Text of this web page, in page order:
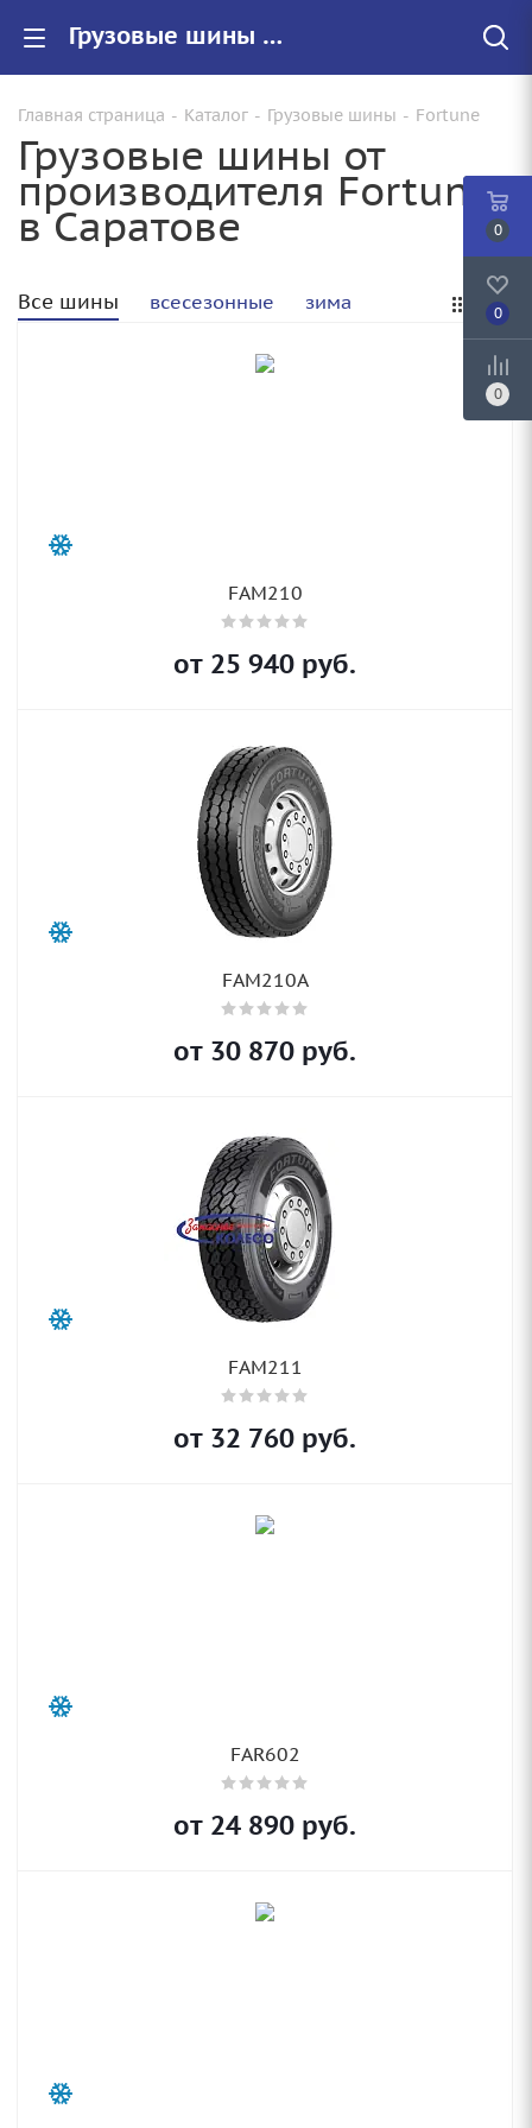
Грузовые шины Fortune купить в Саратове, цены на резину Fortune для грузовиков
Главная страница - Каталог - Грузовые шины - Fortune
Грузовые шины от
производителя Fortune
в Саратове
Все шины всесезонные зима
FAM210
от 25 940 руб.
FAM210A
от 30 870 руб.
FAM211
от 32 760 руб.
FAR602
от 24 890 руб.
0
0
0